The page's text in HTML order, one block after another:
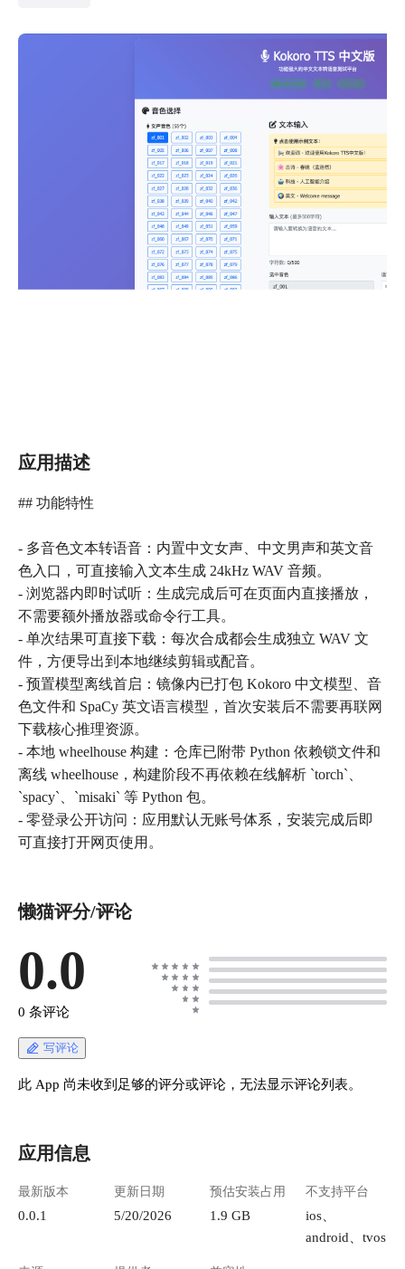
应用描述
## 功能特性
- 多音色文本转语音：内置中文女声、中文男声和英文音
色入口，可直接输入文本生成 24kHz WAV 音频。
- 浏览器内即时试听：生成完成后可在页面内直接播放，
不需要额外播放器或命令行工具。
- 单次结果可直接下载：每次合成都会生成独立 WAV 文
件，方便导出到本地继续剪辑或配音。
- 预置模型离线首启：镜像内已打包 Kokoro 中文模型、音
色文件和 SpaCy 英文语言模型，首次安装后不需要再联网
下载核心推理资源。
- 本地 wheelhouse 构建：仓库已附带 Python 依赖锁文件和
离线 wheelhouse，构建阶段不再依赖在线解析 `torch`、
`spacy`、`misaki` 等 Python 包。
- 零登录公开访问：应用默认无账号体系，安装完成后即
可直接打开网页使用。
懒猫评分/评论
0.0
0 条评论
写评论
此 App 尚未收到足够的评分或评论，无法显示评论列表。
应用信息
最新版本
0.0.1
更新日期
5/20/2026
预估安装占用
1.9 GB
不支持平台
ios、
android、tvos